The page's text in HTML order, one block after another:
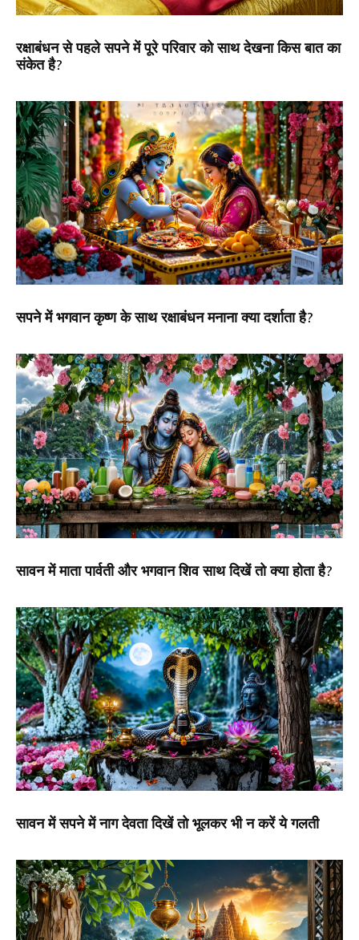
रक्षाबंधन से पहले सपने में पूरे परिवार को साथ देखना किस बात का
संकेत है?
सपने में भगवान कृष्ण के साथ रक्षाबंधन मनाना क्या दर्शाता है?
सावन में माता पार्वती और भगवान शिव साथ दिखें तो क्या होता है?
सावन में सपने में नाग देवता दिखें तो भूलकर भी न करें ये गलती